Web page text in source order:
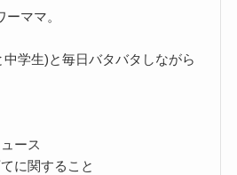
ママ。
学生)と毎日バタバタしながら
ース
に関すること